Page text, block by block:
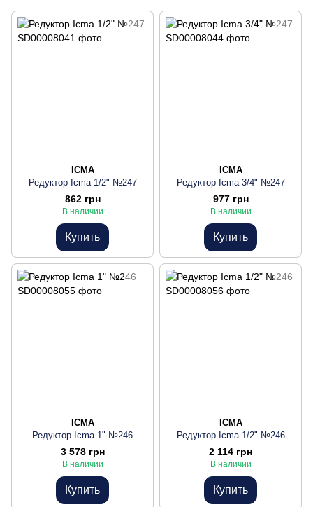
ICMA
Редуктор Icma 1/2" №247
862 грн
В наличии
Купить
ICMA
Редуктор Icma 3/4" №247
977 грн
В наличии
Купить
ICMA
Редуктор Icma 1" №246
3 578 грн
В наличии
Купить
ICMA
Редуктор Icma 1/2" №246
2 114 грн
В наличии
Купить